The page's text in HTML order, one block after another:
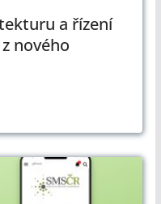
a řízení
nového